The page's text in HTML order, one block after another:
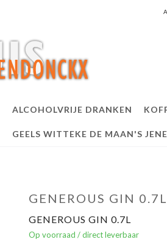
ALCOHOLVRIJE DRANKEN
GEELS WITTEKE DE MAAN'S
GENEROUS GIN 0.7L
GENEROUS GIN 0.7L
Op voorraad / direct leverbaar